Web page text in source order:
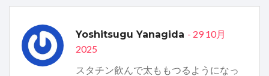
Yoshitsugu Yanagida - 29 10月
2025
スタチン飲んで太ももつるようになっ